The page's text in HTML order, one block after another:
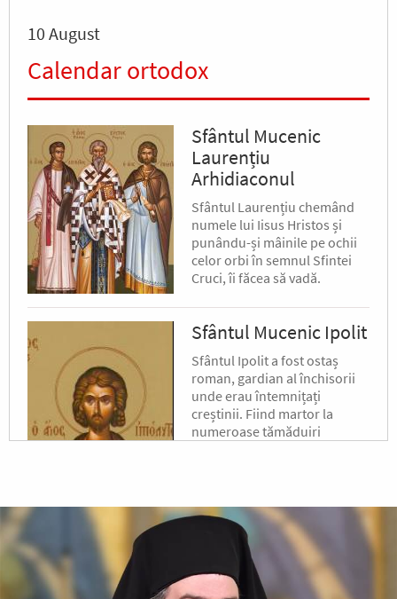
10 August
Calendar ortodox
Sfântul Mucenic
Laurențiu
Arhidiaconul
Sfântul Laurențiu chemând
numele lui Iisus Hristos și
punându-și mâinile pe ochii
celor orbi în semnul Sfintei
Cruci, îi făcea să vadă.
Sfântul Mucenic Ipolit
Sfântul Ipolit a fost ostaș
roman, gardian al închisorii
unde erau întemnițați
creștinii. Fiind martor la
numeroase tămăduiri
Sfântul Sfințit
Mucenic Xist,
Episcopul Romei